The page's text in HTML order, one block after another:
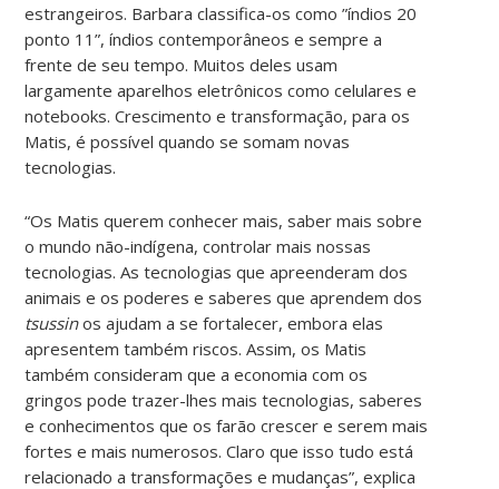
estrangeiros. Barbara classifica-os como ”índios 20
ponto 11”, índios contemporâneos e sempre a
frente de seu tempo. Muitos deles usam
largamente aparelhos eletrônicos como celulares e
notebooks. Crescimento e transformação, para os
Matis, é possível quando se somam novas
tecnologias.
“Os Matis querem conhecer mais, saber mais sobre
o mundo não-indígena, controlar mais nossas
tecnologias. As tecnologias que apreenderam dos
animais e os poderes e saberes que aprendem dos
tsussinos ajudam a se fortalecer, embora elas
apresentem também riscos. Assim, os Matis
também consideram que a economia com os
gringos pode trazer-lhes mais tecnologias, saberes
e conhecimentos que os farão crescer e serem mais
fortes e mais numerosos. Claro que isso tudo está
relacionado a transformações e mudanças”, explica